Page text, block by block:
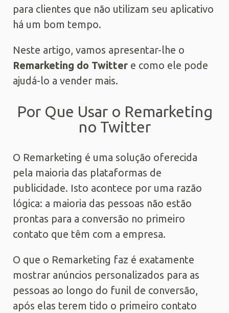
para clientes que não utilizam seu aplicativo
há um bom tempo.
Neste artigo, vamos apresentar-lhe o
Remarketing do Twitter e como ele pode
ajudá-lo a vender mais.
Por Que Usar o Remarketing
no Twitter
O Remarketing é uma solução oferecida
pela maioria das plataformas de
publicidade. Isto acontece por uma razão
lógica: a maioria das pessoas não estão
prontas para a conversão no primeiro
contato que têm com a empresa.
O que o Remarketing faz é exatamente
mostrar anúncios personalizados para as
pessoas ao longo do funil de conversão,
após elas terem tido o primeiro contato